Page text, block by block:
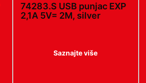
74283.S USB punjac EXP
2,1A 5V= 2M, silver
Saznajte više